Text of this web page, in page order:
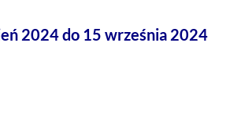
2024 do 15 września 2024